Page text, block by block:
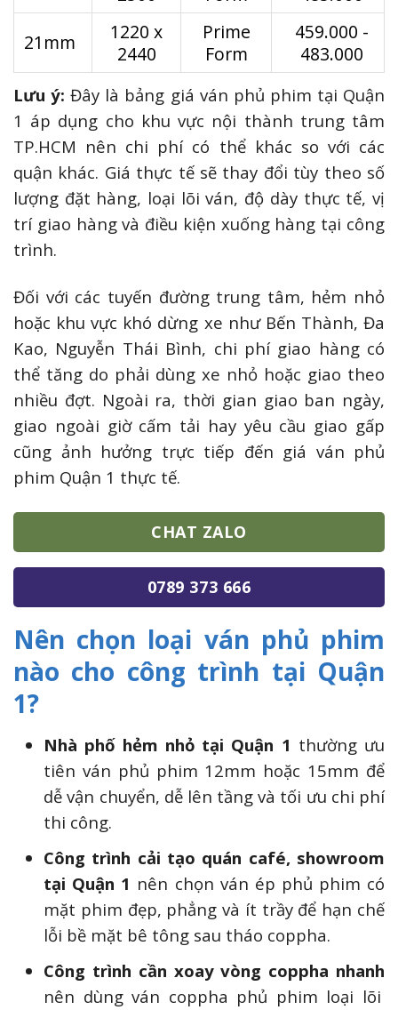
21mm
1220 x
2440
Prime
Form
459.000 -
483.000
Lưu ý:Đây là bảng giá ván phủ phim tại Quận
1 áp dụng cho khu vực nội thành trung tâm
TP.HCM nên chi phí có thể khác so với các
quận khác. Giá thực tế sẽ thay đổi tùy theo số
lượng đặt hàng, loại lõi ván, độ dày thực tế, vị
trí giao hàng và điều kiện xuống hàng tại công
trình.
Đối với các tuyến đường trung tâm, hẻm nhỏ
hoặc khu vực khó dừng xe như Bến Thành, Đa
Kao, Nguyễn Thái Bình, chi phí giao hàng có
thể tăng do phải dùng xe nhỏ hoặc giao theo
nhiều đợt. Ngoài ra, thời gian giao ban ngày,
giao ngoài giờ cấm tải hay yêu cầu giao gấp
cũng ảnh hưởng trực tiếp đến giá ván phủ
phim Quận 1 thực tế.
CHAT ZALO
0789 373 666
Nên chọn loại ván phủ phim
nào cho công trình tại Quận
1?
Nhà phố hẻm nhỏ tại Quận 1 thường ưu
tiên ván phủ phim 12mm hoặc 15mm để
dễ vận chuyển, dễ lên tầng và tối ưu chi phí
thi công.
Công trình cải tạo quán café, showroom
tại Quận 1 nên chọn ván ép phủ phim có
mặt phim đẹp, phẳng và ít trầy để hạn chế
lỗi bề mặt bê tông sau tháo coppha.
Công trình cần xoay vòng coppha nhanh
nên dùng ván coppha phủ phim loại lõi